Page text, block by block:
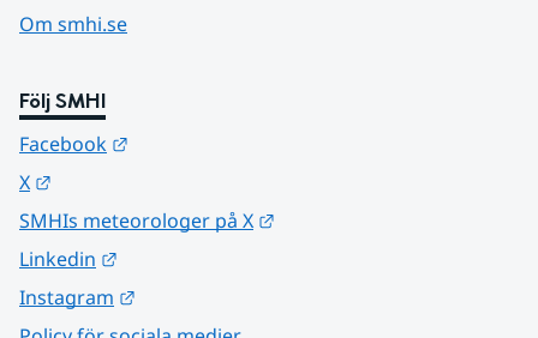
Om smhi.se
Följ SMHI
Facebook
X
SMHIs meteorologer på X
Linkedin
Instagram